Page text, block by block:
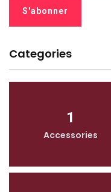
Categories
1
Accessories